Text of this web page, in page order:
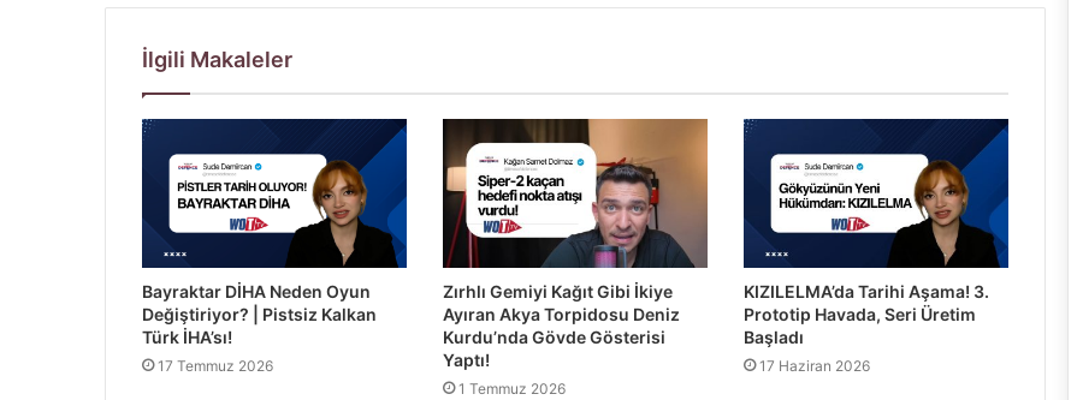
İlgili Makaleler
Bayraktar DİHA Neden Oyun
Değiştiriyor? | Pistsiz Kalkan
Türk İHA’sı!
17 Temmuz 2026
Zırhlı Gemiyi Kağıt Gibi İkiye
Ayıran Akya Torpidosu Deniz
Kurdu’nda Gövde Gösterisi
Yaptı!
1 Temmuz 2026
KIZILELMA’da Tarihi Aşama! 3.
Prototip Havada, Seri Üretim
Başladı
17 Haziran 2026